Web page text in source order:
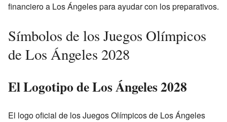
financiero a Los Ángeles para ayudar con los preparativos.
Símbolos de los Juegos Olímpicos
de Los Ángeles 2028
El Logotipo de Los Ángeles 2028
El logo oficial de los Juegos Olímpicos de Los Ángeles